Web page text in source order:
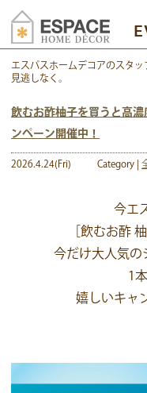
エスパスホームデコアのスタ
見逃しなく。
飲むお酢柚子を買うと高
ンペーン開催中！
2026.4.24(Fri) Category |
今エ
［飲むお酢
今だけ大人気の
1
嬉しいキャ